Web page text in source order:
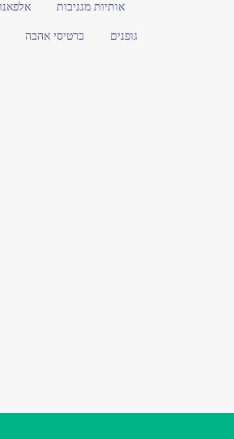
אותיות מגניבות
כרטיסי אהבה גופנים